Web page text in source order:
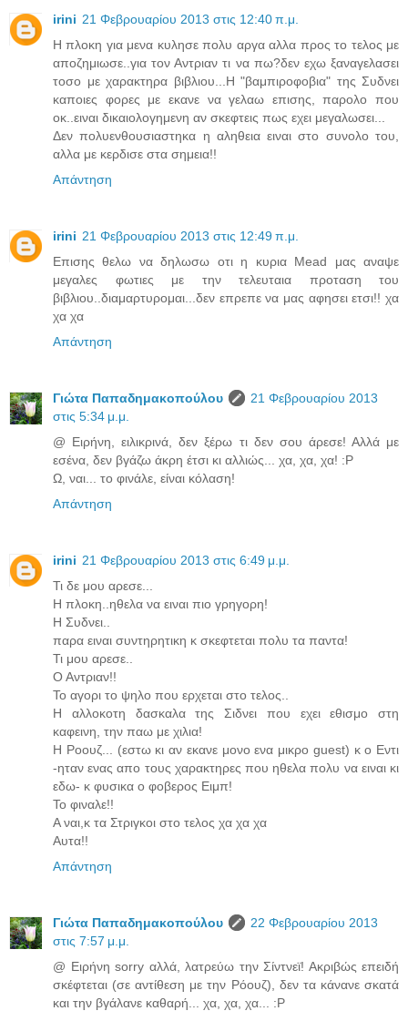
irini 21 Φεβρουαρίου 2013 στις 12:40 π.μ.
Η πλοκη για μενα κυλησε πολυ αργα αλλα προς το τελος με
αποζημιωσε..για τον Αντριαν τι να πω?δεν εχω ξαναγελασει
τοσο με χαρακτηρα βιβλιου...Η "βαμπιροφοβια" της Συδνει
καποιες φορες με εκανε να γελαω επισης, παρολο που
οκ..ειναι δικαιολογημενη αν σκεφτεις πως εχει μεγαλωσει...
Δεν πολυενθουσιαστηκα η αληθεια ειναι στο συνολο του,
αλλα με κερδισε στα σημεια!!
Απάντηση
irini 21 Φεβρουαρίου 2013 στις 12:49 π.μ.
Επισης θελω να δηλωσω οτι η κυρια Mead μας αναψε
μεγαλες φωτιες με την τελευταια προταση του
βιβλιου..διαμαρτυρομαι...δεν επρεπε να μας αφησει ετσι!! χα
χα χα
Απάντηση
Γιώτα Παπαδημακοπούλου
21 Φεβρουαρίου 2013
στις 5:34 μ.μ.
@ Ειρήνη, ειλικρινά, δεν ξέρω τι δεν σου άρεσε! Αλλά με
εσένα, δεν βγάζω άκρη έτσι κι αλλιώς... χα, χα, χα! :P
Ω, ναι... το φινάλε, είναι κόλαση!
Απάντηση
irini 21 Φεβρουαρίου 2013 στις 6:49 μ.μ.
Τι δε μου αρεσε...
Η πλοκη..ηθελα να ειναι πιο γρηγορη!
Η Συδνει..
παρα ειναι συντηρητικη κ σκεφτεται πολυ τα παντα!
Τι μου αρεσε..
Ο Αντριαν!!
Το αγορι το ψηλο που ερχεται στο τελος..
Η αλλοκοτη δασκαλα της Σιδνει που εχει εθισμο στη
καφεινη, την παω με χιλια!
Η Ροουζ... (εστω κι αν εκανε μονο ενα μικρο guest) κ ο Εντι
-ηταν ενας απο τους χαρακτηρες που ηθελα πολυ να ειναι κι
εδω- κ φυσικα ο φοβερος Ειμπ!
Το φιναλε!!
Α ναι,κ τα Στριγκοι στο τελος χα χα χα
Αυτα!!
Απάντηση
Γιώτα Παπαδημακοπούλου
22 Φεβρουαρίου 2013
στις 7:57 μ.μ.
@ Ειρήνη sorry αλλά, λατρεύω την Σίντνεϊ! Ακριβώς επειδή
σκέφτεται (σε αντίθεση με την Ρόουζ), δεν τα κάνανε σκατά
και την βγάλανε καθαρή... χα, χα, χα... :P